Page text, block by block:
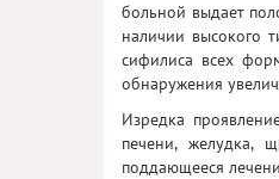
больной выдает
наличии высокого
сифилиса всех
обнаружения
Изредка
печени, желудка,
поддающееся